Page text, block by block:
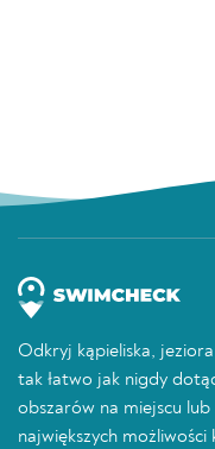
Odkryj kąpieliska,
tak łatwo jak nigdy
obszarów na miejscu
największych możliwości